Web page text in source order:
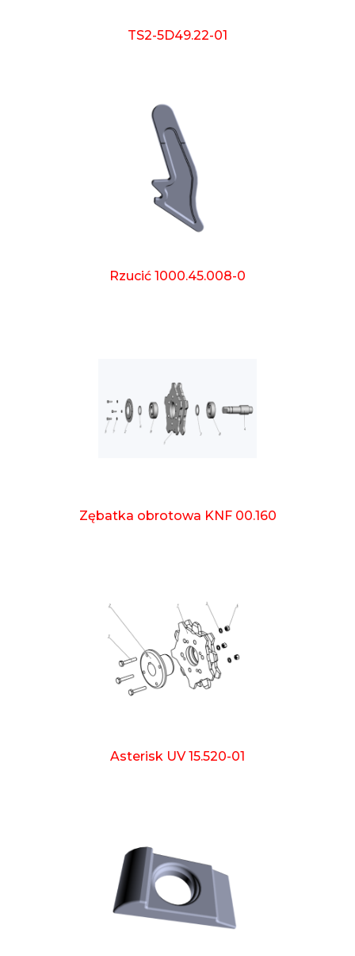
TS2-5D49.22-01
Rzucić 1000.45.008-0
Zębatka obrotowa KNF 00.160
Asterisk UV 15.520-01